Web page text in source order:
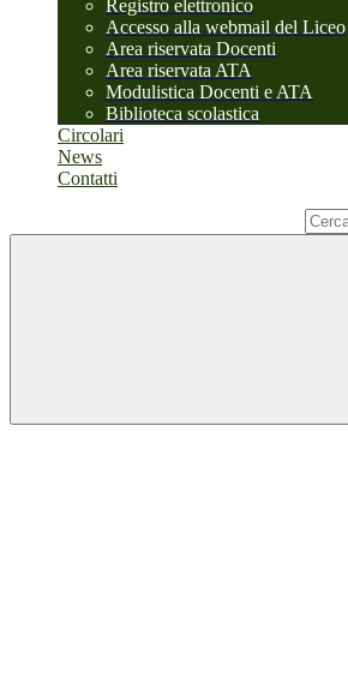
Registro elettronico
Accesso alla webmail del Liceo
Area riservata Docenti
Area riservata ATA
Modulistica Docenti e ATA
Biblioteca scolastica
Circolari
News
Contatti